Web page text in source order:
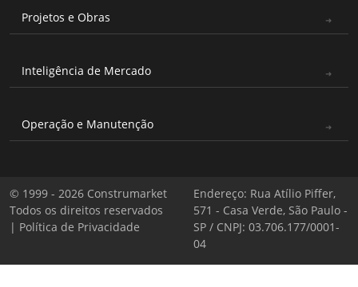
Projetos e Obras
Inteligência de Mercado
Operação e Manutenção
© 1999 - 2026 Construmarket
Todos os direitos reservados
| Política de Privacidade
Endereço: Rua Atílio Piffer,
571 - Casa Verde, São Paulo -
SP / CNPJ: 03.706.177/0001-
04